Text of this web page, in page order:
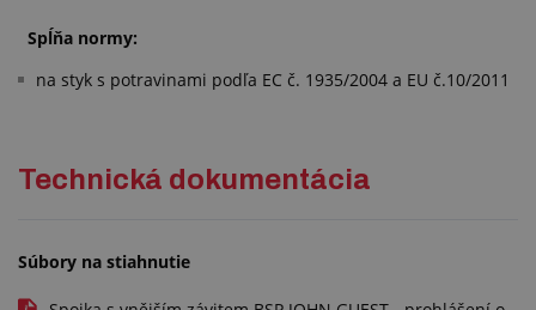
Spĺňa normy:
na styk s potravinami podľa EC č. 1935/2004 a EU č.10/2011
Technická dokumentácia
Súbory na stiahnutie